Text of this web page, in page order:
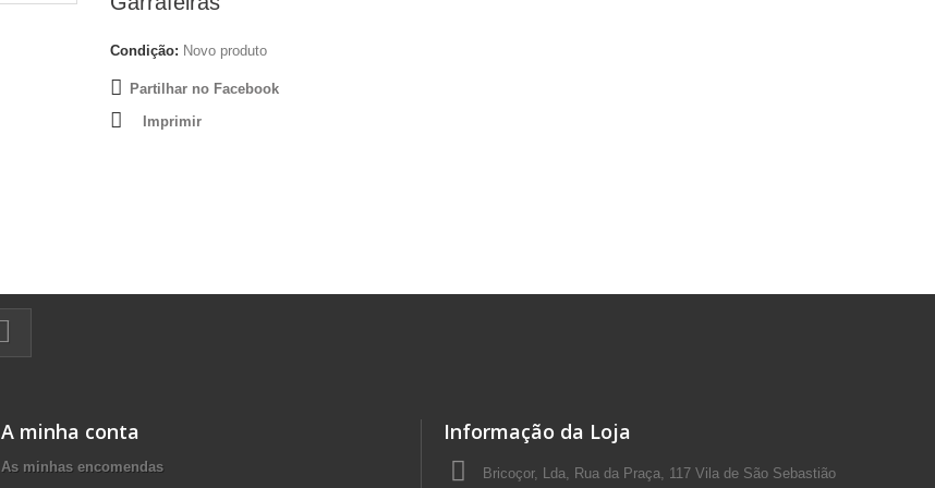
Condição: Novo produto
Partilhar no Facebook
Imprimir
A minha conta
As minhas encomendas
Informação da Loja
Bricoçor, Lda, Rua da Praça, 117 Vila de São Sebastião